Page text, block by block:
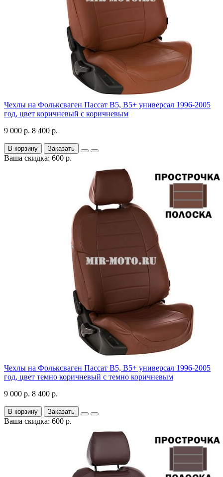
Чехлы на Фольксваген Пассат В5, В5+ универсал 1996-2005
год, цвет коричневый с коричневым
9 000 р. 8 400 р.
В корзину Заказать
Ваша скидка: 600 р.
Чехлы на Фольксваген Пассат В5, В5+ универсал 1996-2005
год, цвет темно коричневый с темно коричневым
9 000 р. 8 400 р.
В корзину Заказать
Ваша скидка: 600 р.